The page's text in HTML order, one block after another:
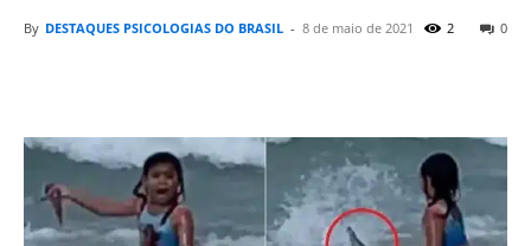
By DESTAQUES PSICOLOGIAS DO BRASIL - 8 de maio de 2021 0
2